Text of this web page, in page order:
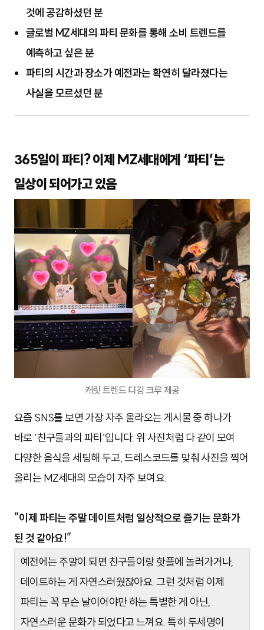
것에 공감하셨던 분
글로벌 MZ세대의 파티 문화를 통해 소비 트렌드를
예측하고 싶은 분
파티의 시간과 장소가 예전과는 확연히 달라졌다는
사실을 모르셨던 분
365일이 파티? 이제 MZ세대에게 ‘파티’는
일상이 되어가고 있음
캐릿 트렌드 디깅 크루 제공
요즘 SNS를 보면 가장 자주 올라오는 게시물 중 하나가
바로 ‘친구들과의 파티’입니다. 위 사진처럼 다 같이 모여
다양한 음식을 세팅해 두고, 드레스코드를 맞춰 사진을 찍어
올리는 MZ세대의 모습이 자주 보여요.
”이제 파티는 주말 데이트처럼 일상적으로 즐기는 문화가
된 것 같아요!”
예전에는 주말이 되면 친구들이랑 핫플에 놀러가거나,
데이트하는 게 자연스러웠잖아요. 그런 것처럼 이제
파티는 꼭 무슨 날이어야만 하는 특별한 게 아닌,
자연스러운 문화가 되었다고 느껴요. 특히 두세명이